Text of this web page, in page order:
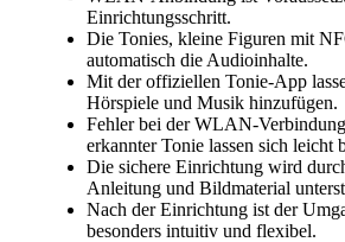
Einrichtungsschritt.
Die Tonies, kleine Figuren mit
automatisch die Audioinhalte.
Mit der offiziellen Tonie-App
Hörspiele und Musik hinzufügen.
Fehler bei der WLAN-
erkannter Tonie lassen sich leicht
Die sichere Einrichtung wird
Anleitung und Bildmaterial
Nach der Einrichtung ist der
besonders intuitiv und flexibel.